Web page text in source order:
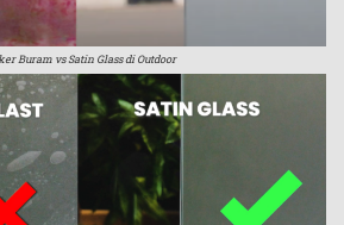
Buram vs Satin Glass di Outdoor